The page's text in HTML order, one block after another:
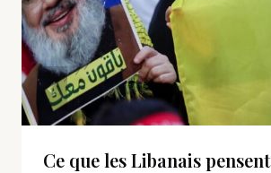
Ce que les Libanais pensent